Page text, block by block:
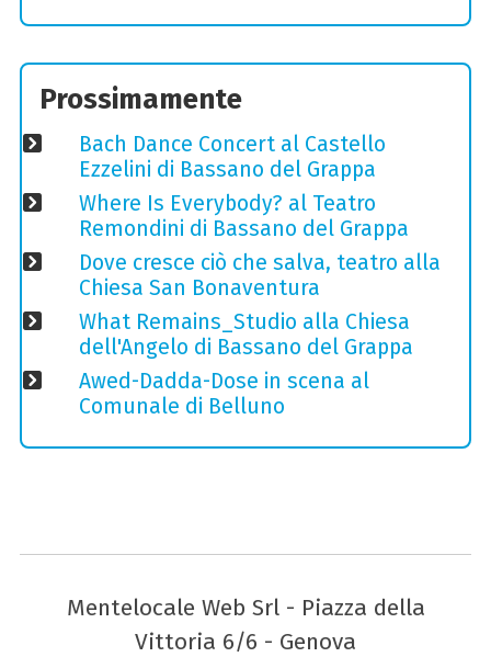
Prossimamente
Bach Dance Concert al Castello
Ezzelini di Bassano del Grappa
Where Is Everybody? al Teatro
Remondini di Bassano del Grappa
Dove cresce ciò che salva, teatro alla
Chiesa San Bonaventura
What Remains_Studio alla Chiesa
dell'Angelo di Bassano del Grappa
Awed-Dadda-Dose in scena al
Comunale di Belluno
Mentelocale Web Srl - Piazza della
Vittoria 6/6 - Genova